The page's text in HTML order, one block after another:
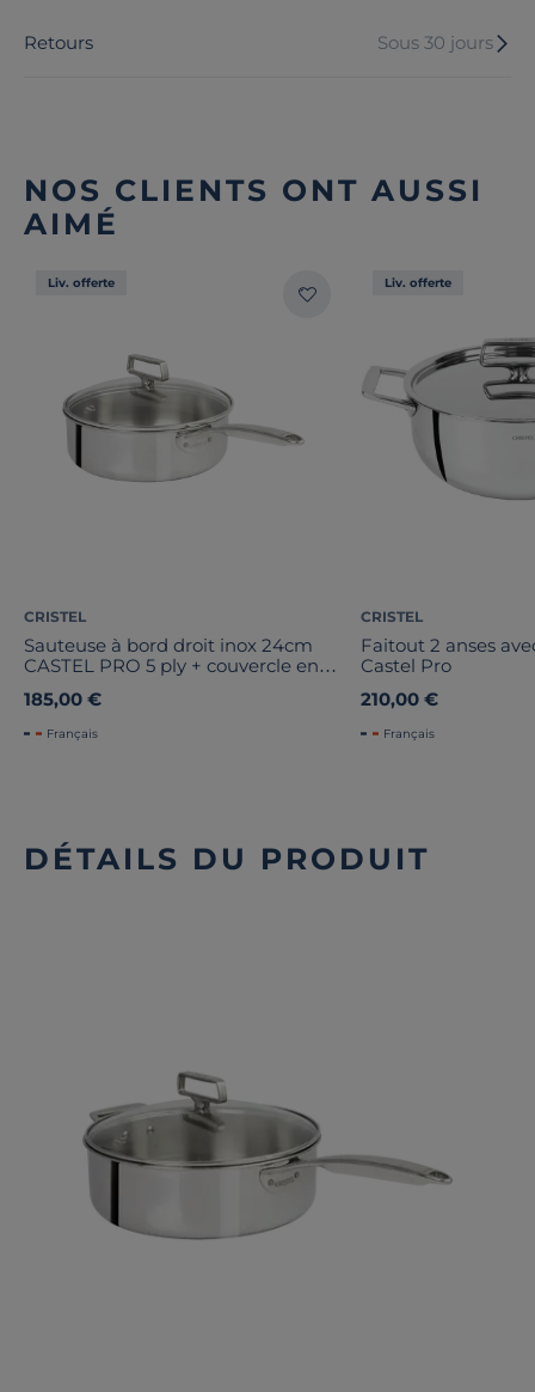
Retours Sous 30 jours
NOS CLIENTS ONT AUSSI
AIMÉ
Liv. offerte
CRISTEL
Sauteuse à bord droit inox 24cm
CASTEL PRO 5 ply + couvercle en
185,00 €
Français
Liv. offerte
CRISTEL
Faitout 2 anses
Castel Pro
210,00 €
Français
DÉTAILS DU PRODUIT